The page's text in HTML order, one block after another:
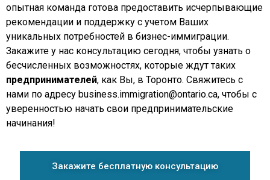
опытная команда готова предоставить исчерпывающие
рекомендации и поддержку с учетом Ваших
уникальных потребностей в бизнес-иммиграции.
Закажите у нас консультацию сегодня, чтобы узнать о
бесчисленных возможностях, которые ждут таких
предпринимателей, как Вы, в Торонто. Свяжитесь с
нами по адресу business.immigration@ontario.ca, чтобы с
уверенностью начать свои предпринимательские
начинания!
Закажите бесплатную консультацию